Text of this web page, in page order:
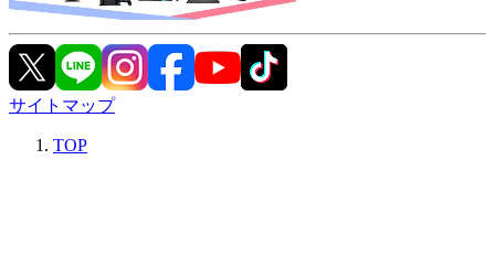
サイトマップ
TOP